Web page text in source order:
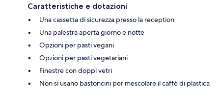
Caratteristiche e dotazioni
Una cassetta di sicurezza presso la reception
Una palestra aperta giorno e notte
Opzioni per pasti vegani
Opzioni per pasti vegetariani
Finestre con doppi vetri
Non si usano bastoncini per mescolare il caffè di plastica